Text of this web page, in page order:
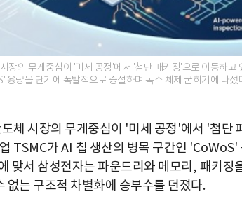
장의 무게중심이 '미세 공정'에서 '첨단 패키징'으로 이동하고
용량을 단기에 폭발적으로 증설하며 독주 체제 굳히기에 나섰
체 시장의 무게중심이 '미세 공정'에서 '첨단
TSMC가AI 칩 생산의 병목 구간인 'CoWoS'
맞서 삼성전자는 파운드리와 메모리 , 패키징
없는 구조적 차별화에 승부수를 던졌다.